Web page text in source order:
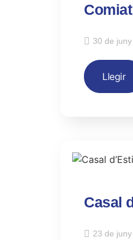
30 de
Llegir
Casal
23 de